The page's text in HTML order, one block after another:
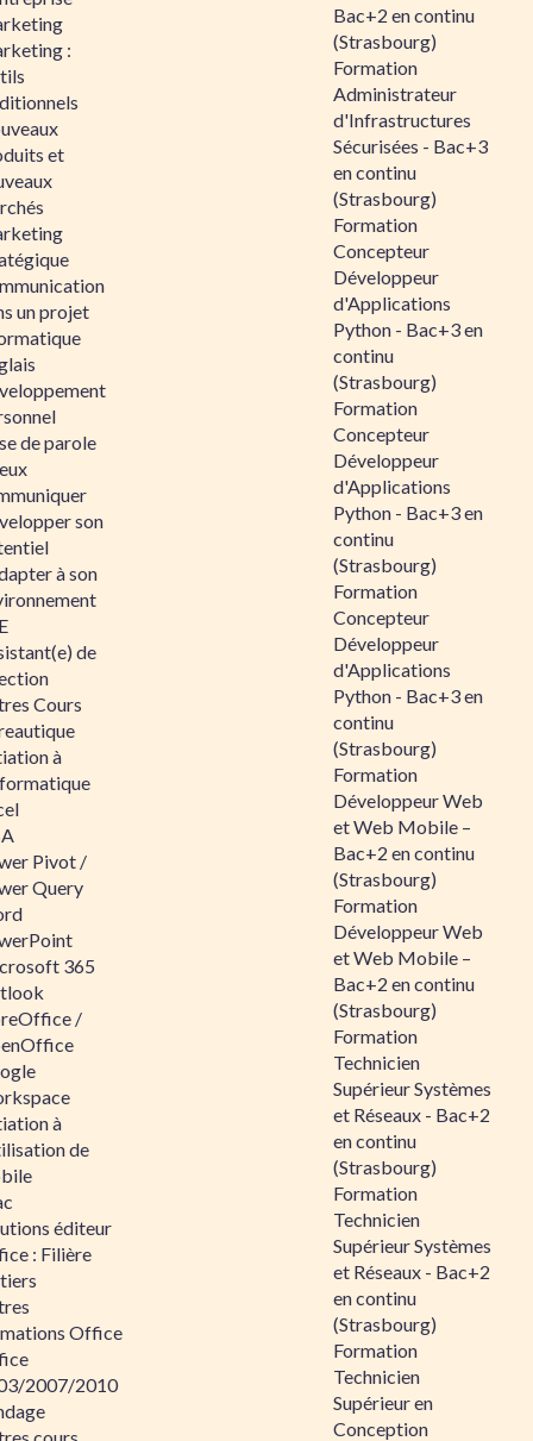
:
et
un projet
de parole
son
à son
de
Cours
à
Pivot /
Query
365
/
à
de
éditeur
: Filière
Office
2007/2010
Bac+2 en continu
(Strasbourg)
Formation
Administrateur
d'Infrastructures
Sécurisées - Bac+3
en continu
(Strasbourg)
Formation
Concepteur
Développeur
d'Applications
Python - Bac+3 en
continu
(Strasbourg)
Formation
Concepteur
Développeur
d'Applications
Python - Bac+3 en
continu
(Strasbourg)
Formation
Concepteur
Développeur
d'Applications
Python - Bac+3 en
continu
(Strasbourg)
Formation
Développeur Web
et Web Mobile –
Bac+2 en continu
(Strasbourg)
Formation
Développeur Web
et Web Mobile –
Bac+2 en continu
(Strasbourg)
Formation
Technicien
Supérieur Systèmes
et Réseaux - Bac+2
en continu
(Strasbourg)
Formation
Technicien
Supérieur Systèmes
et Réseaux - Bac+2
en continu
(Strasbourg)
Formation
Technicien
Supérieur en
Conception